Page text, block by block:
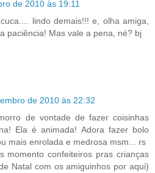
de 2010 às 19:11
lindo demais!!! e, olha amiga,
paciência! Mas vale a pena, né? bj
de 2010 às 22:32
de vontade de fazer coisinhas
Ela é animada! Adora fazer bolo
mais enrolada e medrosa msm... rs
momento confeiteiros pras crianças
Natal com os amiguinhos por aqui)